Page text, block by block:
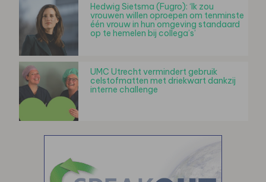
Hedwig Sietsma (Fugro): ‘Ik zou
vrouwen willen oproepen om tenminste
één vrouw in hun omgeving standaard
op te hemelen bij collega’s’
UMC Utrecht vermindert gebruik
celstofmatten met driekwart dankzij
interne challenge